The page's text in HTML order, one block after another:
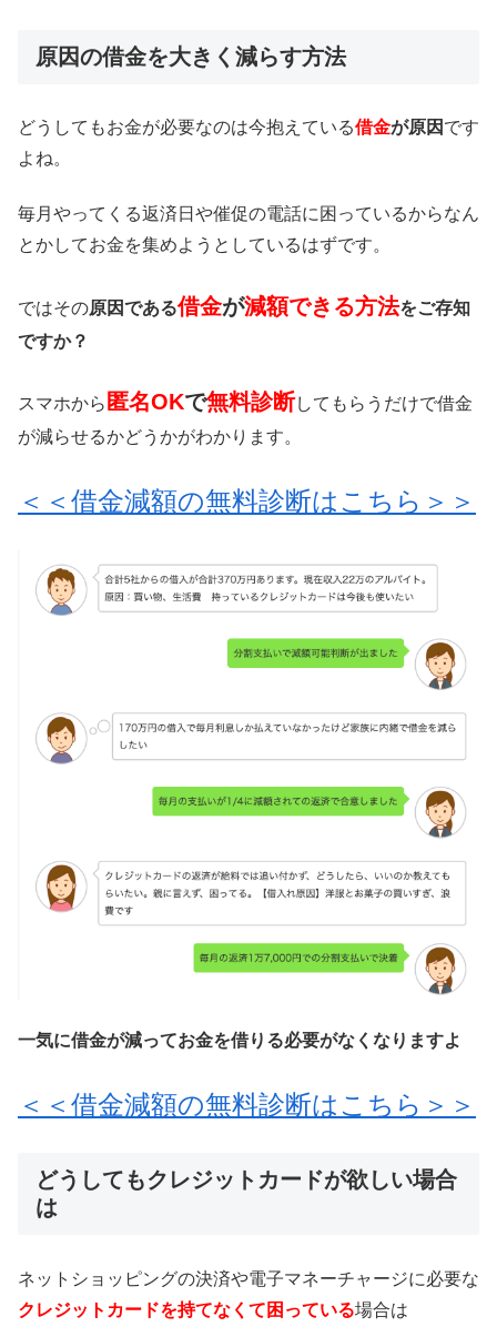
原因の借金を大きく減らす方法
どうしてもお金が必要なのは今抱えている借金が原因 です
よね。
毎月やってくる返済日や催促の電話に困っているからなん
とかしてお金を集めようとしているはずです。
ではその原因である借金が減額できる方法をご存知
ですか？
スマホから 匿名OKで無料診断してもらうだけで借金
が減らせるかどうかがわかります。
＜＜借金減額の無料診断はこちら＞＞
一気に借金が減ってお金を借りる必要がなくなりますよ
＜＜借金減額の無料診断はこちら＞＞
どうしてもクレジットカードが欲しい場合
は
ネットショッピングの決済や電子マネーチャージに必要な
クレジットカードを持てなくて困っている場合は